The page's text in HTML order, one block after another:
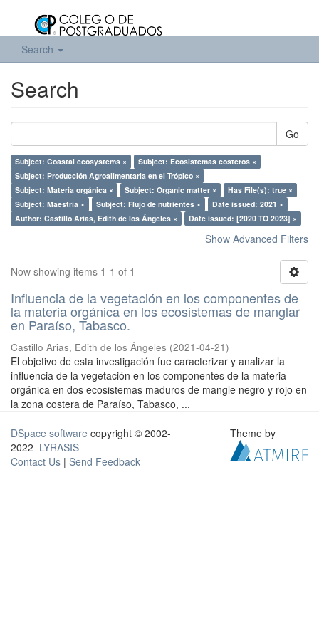
Search
Search
Go
Subject: Coastal ecosystems ×
Subject: Ecosistemas costeros ×
Subject: Producción Agroalimentaria en el Trópico ×
Subject: Materia orgánica ×
Subject: Organic matter ×
Has File(s): true ×
Subject: Maestría ×
Subject: Flujo de nutrientes ×
Date issued: 2021 ×
Author: Castillo Arias, Edith de los Ángeles ×
Date issued: [2020 TO 2023] ×
Show Advanced Filters
Now showing items 1-1 of 1
Influencia de la vegetación en los componentes de
la materia orgánica en los ecosistemas de manglar
en Paraíso, Tabasco.
Castillo Arias, Edith de los Ángeles (2021-04-21)
El objetivo de esta investigación fue caracterizar y analizar la
influencia de la vegetación en los componentes de la materia
orgánica en dos ecosistemas maduros de mangle negro y rojo en
la zona costera de Paraíso, Tabasco, ...
DSpace software copyright © 2002-
2022 LYRASIS
Contact Us | Send Feedback
Theme by